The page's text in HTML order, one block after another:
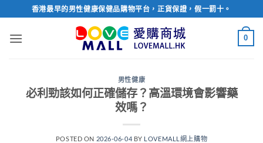
to
content
香港最早的男性健康保健品購物平台，正貨保證，假一罰十。
0
男性健康
必利勁該如何正確儲存？高溫環境會影響藥
效嗎？
POSTED ON 2026-06-04 BY LOVEMALL網上購物